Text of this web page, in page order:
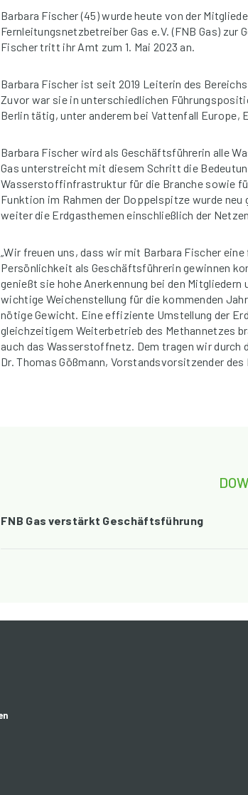
Barbara Fischer (45) wurde heute von der
Fernleitungsnetzbetreiber Gas e.V. (FNB Gas)
Fischer tritt ihr Amt zum 1. Mai 2023 an.
Barbara Fischer ist seit 2019 Leiterin des
Zuvor war sie in unterschiedlichen
Berlin tätig, unter anderem bei Vattenfall Europe,
Barbara Fischer wird als Geschäftsführerin alle
Gas unterstreicht mit diesem Schritt die
Wasserstoffinfrastruktur für die Branche sowie
Funktion im Rahmen der Doppelspitze wurde
weiter die Erdgasthemen einschließlich der
„Wir freuen uns, dass wir mit Barbara Fischer
Persönlichkeit als Geschäftsführerin gewinnen
genießt sie hohe Anerkennung bei den
wichtige Weichenstellung für die kommenden
nötige Gewicht. Eine effiziente Umstellung der
gleichzeitigem Weiterbetrieb des Methannetzes
auch das Wasserstoffnetz. Dem tragen wir durch
Dr. Thomas Gößmann, Vorstandsvorsitzender des
FNB Gas verstärkt Geschäftsführung